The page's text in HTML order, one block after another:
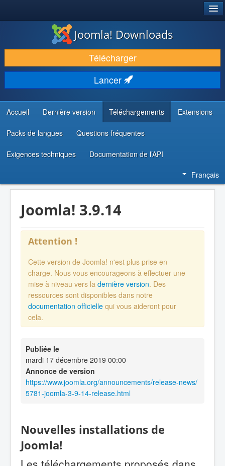
TÉLÉCHARGER & ÉTENDRE
DÉCOUVRIR & APPRENDRE
COMMUNAUTÉ & SUPPORT
RESSOURCES DÉVELOPPEURS
Joomla! Downloads
Télécharger
Lancer
Accueil Dernière version Téléchargements Extensions
Packs de langues Questions fréquentes
Exigences techniques Documentation de l’API
Français
Joomla! 3.9.14
Attention !
Cette version de Joomla! n'est plus prise en
charge. Nous vous encourageons à effectuer une
mise à niveau vers la dernière version. Des
ressources sont disponibles dans notre
documentation officielle qui vous aideront pour
cela.
Publiée le
mardi 17 décembre 2019 00:00
Annonce de version
https://www.joomla.org/announcements/release-news/
5781-joomla-3-9-14-release.html
Nouvelles installations de
Joomla!